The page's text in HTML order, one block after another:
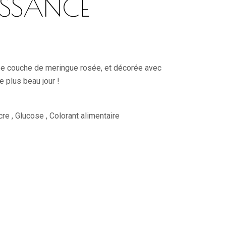
couche de meringue rosée, et décorée avec
plus beau jour !
, Glucose , Colorant alimentaire